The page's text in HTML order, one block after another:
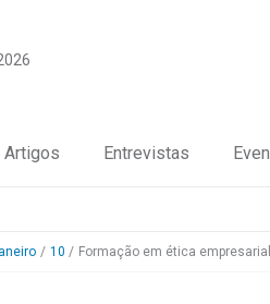
Artigos Entrevistas
10 Formação em ética